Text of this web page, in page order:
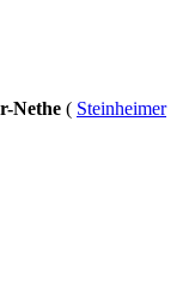
Nethe ( Steinheimer